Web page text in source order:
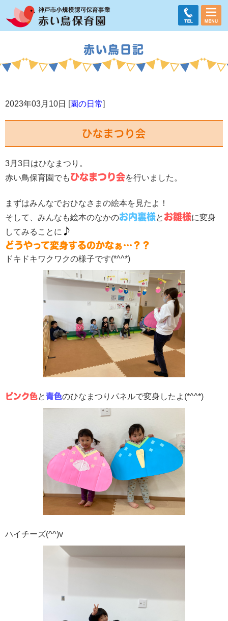
赤い鳥日記
2023年03月10日 [園の日常]
ひなまつり会
3月3日はひなまつり。
赤い鳥保育園でもひなまつり会を行いました。
まずはみんなでおひなさまの絵本を見たよ！
そして、みんなも絵本のなかのお内裏様と お雛様に変身
してみることに ♪
どうやって変身するのかなぁ…？？
ドキドキワクワクの様子です(*^^*)
ピンク色と青色のひなまつりパネルで変身したよ(*^^*)
ハイチーズ(^^)v